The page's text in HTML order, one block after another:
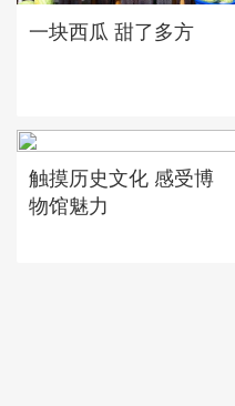
一块西瓜 甜了多方
触摸历史文化 感受博
物馆魅力